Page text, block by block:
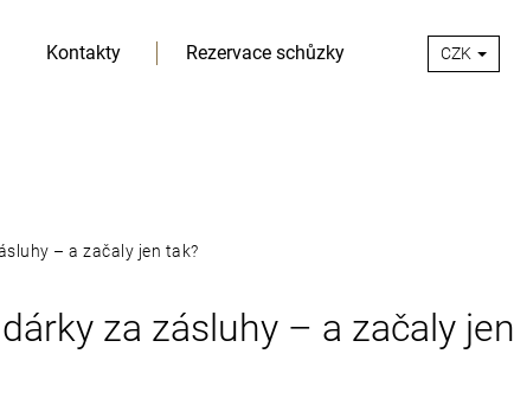
Kontakty Rezervace schůzky CZK
– a začaly jen tak?
za zásluhy – a začaly jen